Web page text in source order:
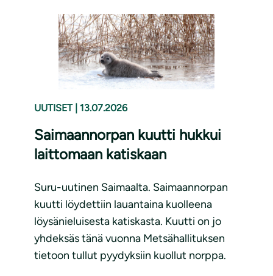
UUTISET 13.07.2026
Saimaannorpan kuutti hukkui
laittomaan katiskaan
Suru-uutinen Saimaalta. Saimaannorpan
kuutti löydettiin lauantaina kuolleena
löysänieluisesta katiskasta. Kuutti on jo
yhdeksäs tänä vuonna Metsähallituksen
tietoon tullut pyydyksiin kuollut norppa.